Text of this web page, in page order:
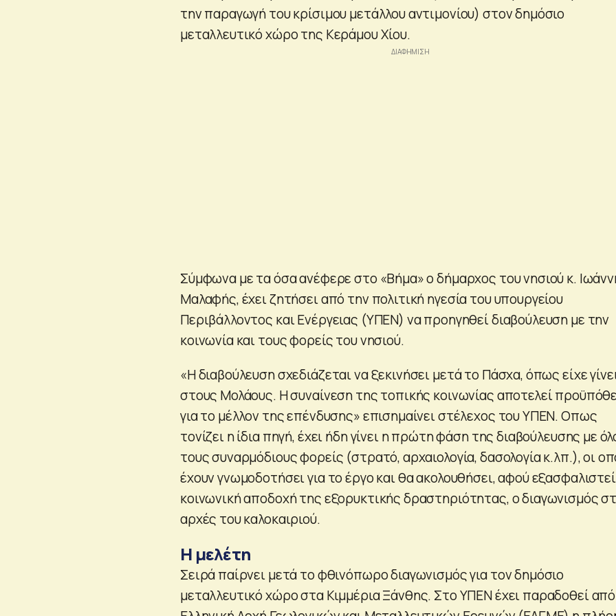
την παραγωγή του κρίσιμου μετάλλου αντιμονίου) στον δημόσιο
μεταλλευτικό χώρο της Κεράμου Χίου.
Σύμφωνα με τα όσα ανέφερε στο «Βήμα» ο δήμαρχος του νησιού κ.
Μαλαφής, έχει ζητήσει από την πολιτική ηγεσία του υπουργείου
Περιβάλλοντος και Ενέργειας (ΥΠΕΝ) να προηγηθεί διαβούλευση με την
κοινωνία και τους φορείς του νησιού.
«Η διαβούλευση σχεδιάζεται να ξεκινήσει μετά το Πάσχα, όπως είχε
στους Μολάους. Η συναίνεση της τοπικής κοινωνίας αποτελεί
για το μέλλον της επένδυσης» επισημαίνει στέλεχος του ΥΠΕΝ. Οπως
τονίζει η ίδια πηγή, έχει ήδη γίνει η πρώτη φάση της διαβούλευσης με
τους συναρμόδιους φορείς (στρατό, αρχαιολογία, δασολογία κ.λπ.), οι
έχουν γνωμοδοτήσει για το έργο και θα ακολουθήσει, αφού
κοινωνική αποδοχή της εξορυκτικής δραστηριότητας, ο διαγωνισμός
αρχές του καλοκαιριού.
Η μελέτη
Σειρά παίρνει μετά το φθινόπωρο διαγωνισμός για τον δημόσιο
μεταλλευτικό χώρο στα Κιμμέρια Ξάνθης. Στο ΥΠΕΝ έχει παραδοθεί